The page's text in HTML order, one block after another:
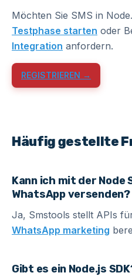
Möchten Sie SMS in
Testphase starten oder
Integration anfordern.
REGISTRIEREN →
Häufig gestellte
Kann ich mit der Node
WhatsApp versenden?
Ja, Smstools stellt APIs
WhatsApp marketing
Gibt es ein Node.js